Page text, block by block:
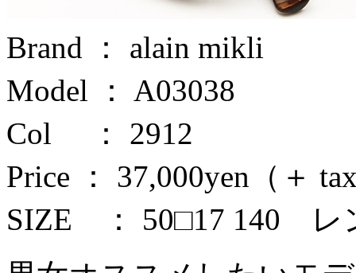
Brand ： alain mikli
Model ： A03038
Col ： 2912
Price ： 37,000yen（＋
SIZE ： 50□17 140 レ